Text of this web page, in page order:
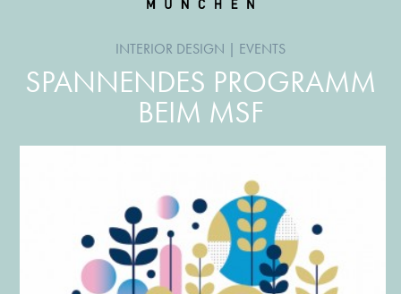
INTERIOR DESIGN | EVENTS
SPANNENDES PROGRAMM
BEIM MSF